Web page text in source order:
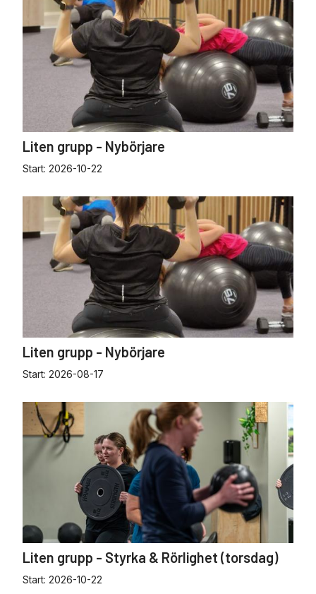
Liten grupp - Nybörjare
Start: 2026-10-22
Liten grupp - Nybörjare
Start: 2026-08-17
Liten grupp - Styrka & Rörlighet (torsdag)
Start: 2026-10-22